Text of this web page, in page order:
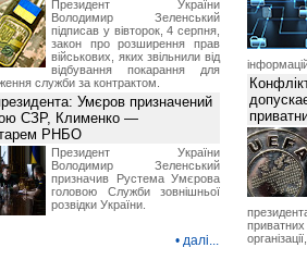
Президент України
Володимир Зеленський
підписав у вівторок, 4 серпня,
закон про розширення прав
військових, яких звільнили від
відбування покарання для
служби за контрактом.
Умєров призначений
СЗР, Клименко —
РНБО
Президент України
Володимир Зеленський
призначив Pустема Умєрова
головою Служби зовнішньої
розвідки України.
• далі...
приватних